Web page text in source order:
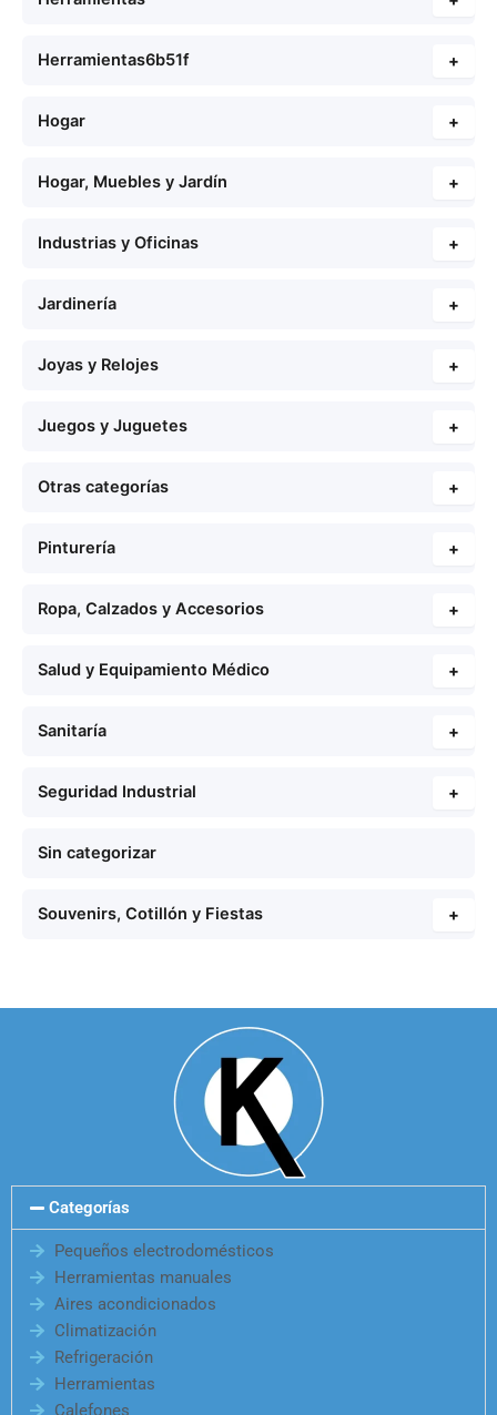
Herramientas6b51f +
Hogar +
Hogar, Muebles y Jardín +
Industrias y Oficinas +
Jardinería +
Joyas y Relojes +
Juegos y Juguetes +
Otras categorías +
Pinturería +
Ropa, Calzados y Accesorios +
Salud y Equipamiento Médico +
Sanitaría +
Seguridad Industrial +
Sin categorizar
Souvenirs, Cotillón y Fiestas +
Categorías
Pequeños electrodomésticos
Herramientas manuales
Aires acondicionados
Climatización
Refrigeración
Herramientas
Calefones